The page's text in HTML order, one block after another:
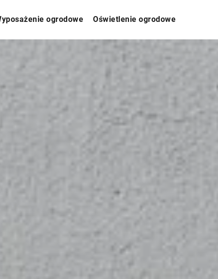
ogrodowe Oświetlenie ogrodowe